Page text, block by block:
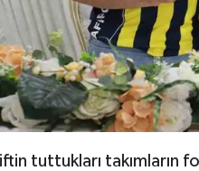
tuttukları takımların